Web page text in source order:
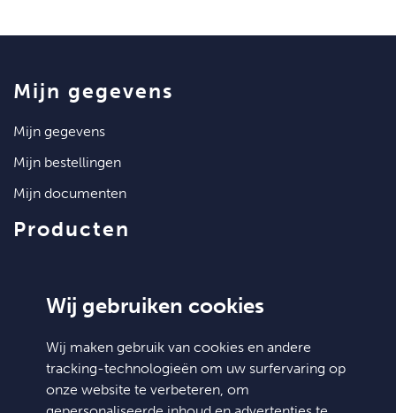
Wij gebruiken cookies
Wij maken gebruik van cookies en andere
tracking-technologieën om uw surfervaring op
onze website te verbeteren, om
mijn gegevens
mijn gegevens
mijn bestellingen
mijn documenten
producten
klantenservice
contact
algemene voorwaarden